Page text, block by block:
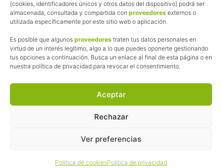
(cookies, identificadores únicos y otros datos del dispositivo) podrá ser
almacenada, consultada y compartida con proveedores externos o
utilizada específicamente por este sitio web o aplicación.
Es posible que algunos proveedores traten tus datos personales en
virtud de un interés legítimo, algo a lo que puedes oponerte gestionando
tus opciones a continuación. Busca un enlace al final de esta página o en
nuestra política de privacidad para revocar el consentimiento.
Aceptar
Rechazar
Ver preferencias
Política de cookiesPolítica de privacidad
La web de Pedalesyzapatillas utiliza programas de afiliación.
¿Qué significa esto?
Cuando recomiendo algún producto, pongo enlaces a tiendas
online que utilizo y, por cada compra que realizas, me llevo
una comisión sin que a ti te cueste más dinero.
Esas comisiones me permiten seguir manteniendo esta web,
las inscripciones a muchas de las marchas para después
Siempre escribo sobre productos y tiendas que he probado